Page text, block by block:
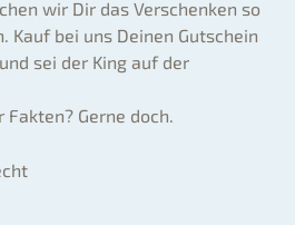
wir Dir das Verschenken so
Kauf bei uns Deinen Gutschein
sei der King auf der
Gerne doch.